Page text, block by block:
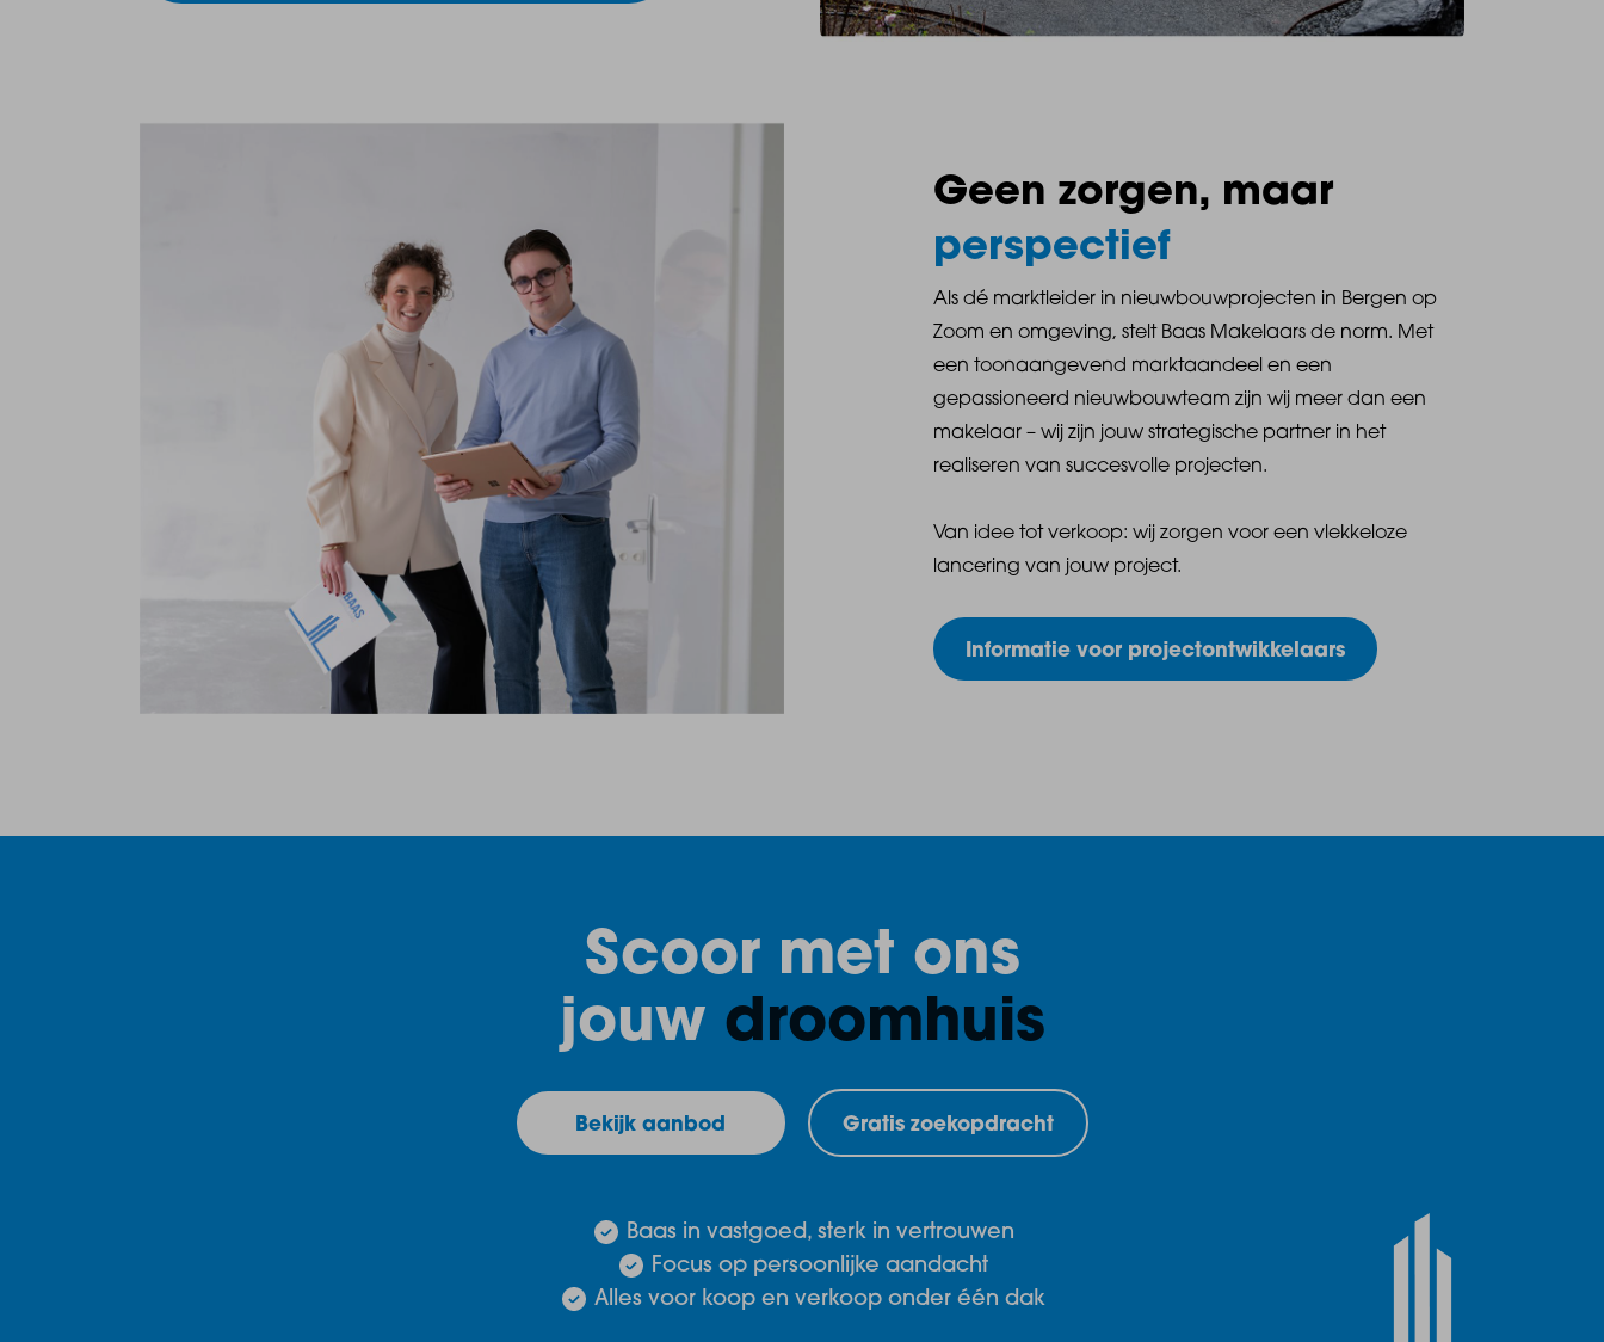
Geen zorgen, maar
perspectief
Als dé marktleider in nieuwbouwprojecten in Bergen op
Zoom en omgeving, stelt Baas Makelaars de norm. Met
een toonaangevend marktaandeel en een
gepassioneerd nieuwbouwteam zijn wij meer dan een
makelaar – wij zijn jouw strategische partner in het
realiseren van succesvolle projecten.
Van idee tot verkoop: wij zorgen voor een vlekkeloze
lancering van jouw project.
Informatie voor projectontwikkelaars
Scoor met ons
jouw droomhuis
Bekijk aanbod Gratis zoekopdracht
Baas in vastgoed, sterk in vertrouwen
Focus op persoonlijke aandacht
Alles voor koop en verkoop onder één dak